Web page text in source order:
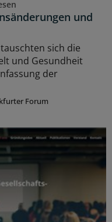
und
sich die
und Gesundheit
der
Forum